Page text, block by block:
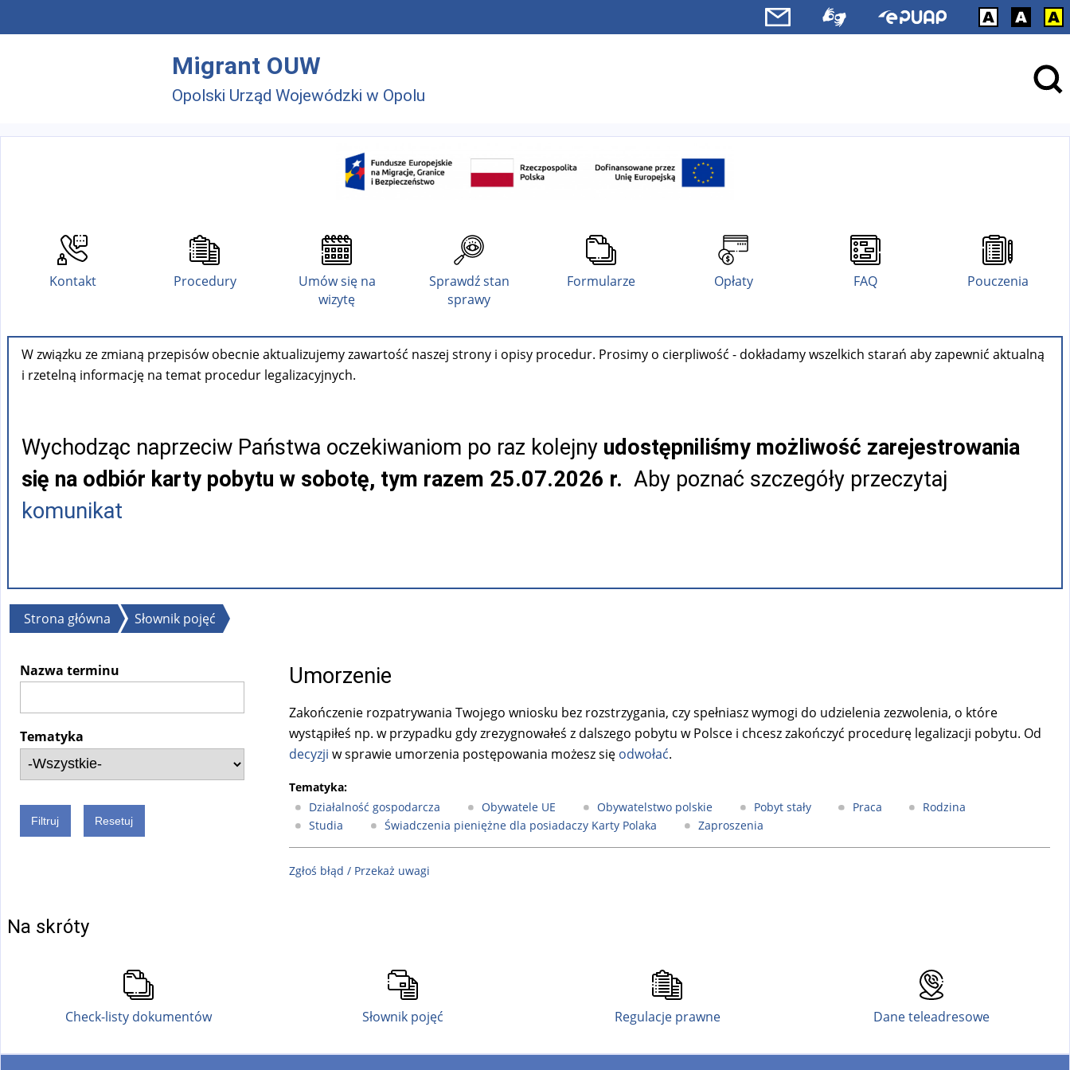
Migrant OUW
Opolski Urząd Wojewódzki w Opolu
Kontakt Procedury
Umów się na
wizytę
Sprawdź stan
sprawy
Formularze Opłaty FAQ Pouczenia
W związku ze zmianą przepisów obecnie aktualizujemy zawartość naszej strony i opisy procedur. Prosimy o cierpliwość - dokładamy wszelkich starań aby zapewnić aktualną
i rzetelną informację na temat procedur legalizacyjnych.
Wychodząc naprzeciw Państwa oczekiwaniom po raz kolejny udostępniliśmy możliwość zarejestrowania
się na odbiór karty pobytu w sobotę, tym razem 25.07.2026 r. Aby poznać szczegóły przeczytaj
komunikat
Jesteś
Strona główna Słownik pojęć
Nazwa terminu
Tematyka
Umorzenie
Zakończenie rozpatrywania Twojego wniosku bez rozstrzygania, czy spełniasz wymogi do udzielenia zezwolenia, o które
wystąpiłeś np. w przypadku gdy zrezygnowałeś z dalszego pobytu w Polsce i chcesz zakończyć procedurę legalizacji pobytu. Od
decyzji w sprawie umorzenia postępowania możesz się odwołać.
Tematyka:
Działalność gospodarcza
Obywatele UE Obywatelstwo polskie Pobyt stały Praca
Rodzina
Studia
Świadczenia pieniężne dla posiadaczy Karty Polaka Zaproszenia
Zgłoś błąd / Przekaż uwagi
Na skróty
Check-listy dokumentów Słownik pojęć Regulacje prawne Dane teleadresowe